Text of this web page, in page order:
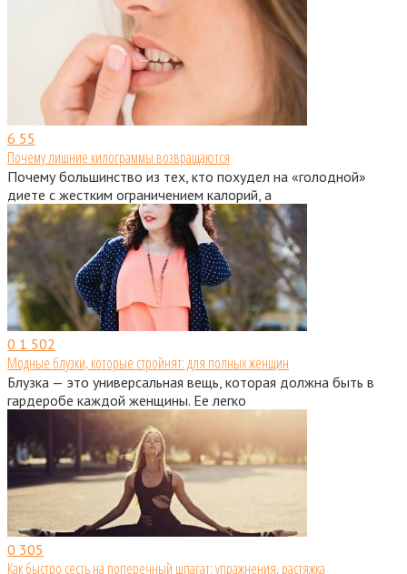
6 55
Почему лишние килограммы возвращаются
Почему большинство из тех, кто похудел на «голодной»
диете с жестким ограничением калорий, а
0 1 502
Модные блузки, которые стройнят: для полных женщин
Блузка — это универсальная вещь, которая должна быть в
гардеробе каждой женщины. Ее легко
0 305
Как быстро сесть на поперечный шпагат: упражнения, растяжка